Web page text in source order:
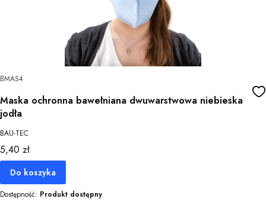
BMAS4
Maska ochronna bawełniana dwuwarstwowa niebieska
jodła
BAU-TEC
Cena
5,40 zł
Do koszyka
Dostępność: Produkt dostępny